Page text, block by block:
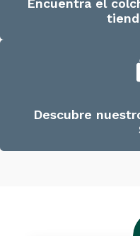
Encuentra el
Descubre